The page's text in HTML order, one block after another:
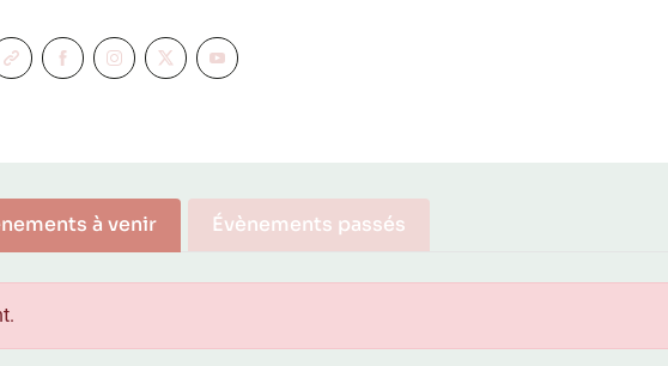
à venir Évènements passés